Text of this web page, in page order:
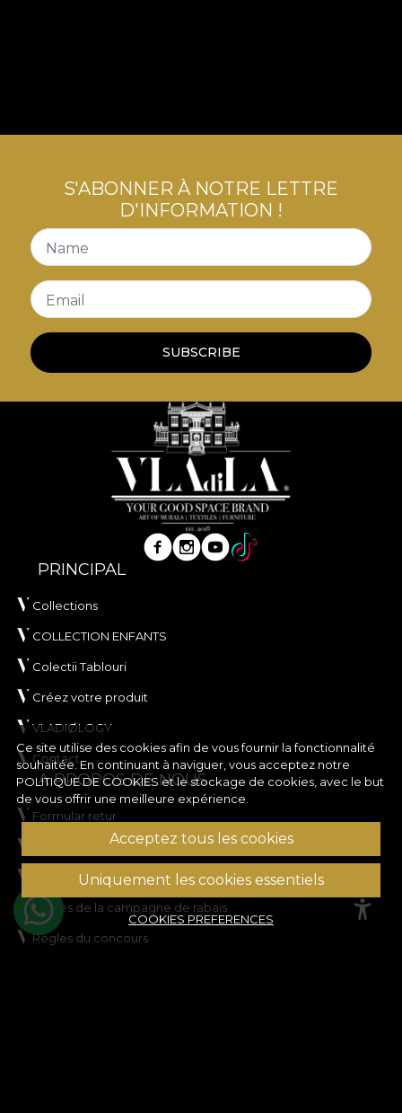
Ce site utilise des cookies afin de vous fournir la fonctionnalité
souhaitée. En continuant à naviguer, vous acceptez notre
POLITIQUE DE COOKIES et le stockage de cookies, avec le but
de vous offrir une meilleure expérience.
Acceptez tous les cookies
Uniquement les cookies essentiels
COOKIES PREFERENCES
S'ABONNER À NOTRE LETTRE
D'INFORMATION !
Name
Email
SUBSCRIBE
PRINCIPAL
Collections
COLLECTION ENFANTS
Colectii Tablouri
Créez votre produit
VLADIØLOGY
Contact
A PROPOS DE NOUS
Formular retur
Conditions d'utilisation
Vie privée
Règles de la campagne de rabais
Règles du concours